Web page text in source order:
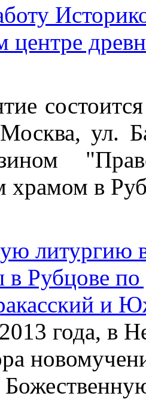
ул.
храмом в
литургию
в Рубцове
и
года, в